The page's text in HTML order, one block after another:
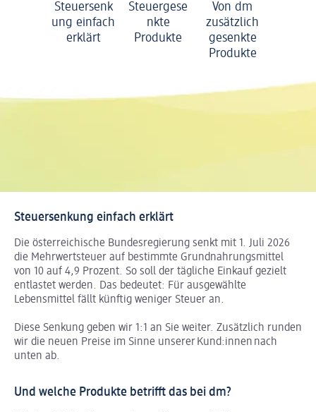
Steuersenk
ung einfach
erklärt
Steuergese
nkte
Produkte
Von dm
zusätzlich
gesenkte
Produkte
Steuersenkung einfach erklärt
Die österreichische Bundesregierung senkt mit 1. Juli 2026
die Mehrwertsteuer auf bestimmte Grundnahrungsmittel
von 10 auf 4,9 Prozent. So soll der tägliche Einkauf gezielt
entlastet werden. Das bedeutet: Für ausgewählte
Lebensmittel fällt künftig weniger Steuer an.
Diese Senkung geben wir 1:1 an Sie weiter. Zusätzlich runden
wir die neuen Preise im Sinne unserer Kund:innen nach
unten ab.
Und welche Produkte betrifft das bei dm?